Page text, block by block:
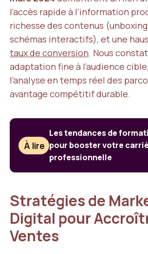
l’accès rapide à l’information
richesse des contenus
schémas interactifs), et une
taux de conversion. Nous
adaptation fine à l’audience
l’analyse en temps réel des
avantage compétitif durable.
À lire
Les tendances de
pour booster votre
professionnelle
Stratégies de
Digital pour
Ventes